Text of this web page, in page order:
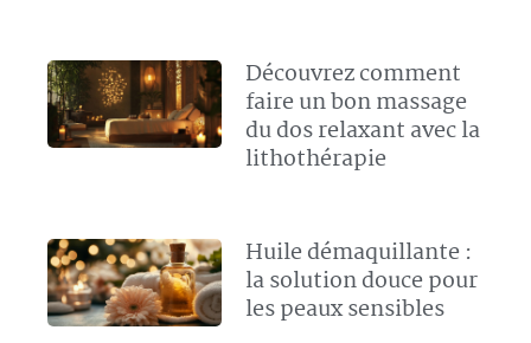
Découvrez comment
faire un bon massage
du dos relaxant avec la
lithothérapie
Huile démaquillante :
la solution douce pour
les peaux sensibles